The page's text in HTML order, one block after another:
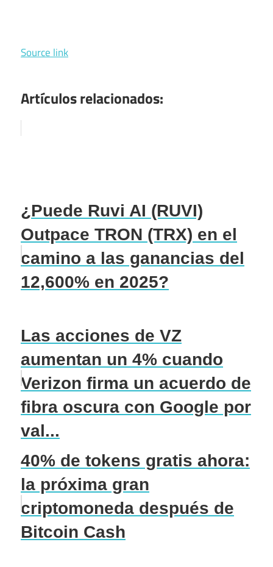
Source link
Artículos relacionados:
¿Puede Ruvi AI (RUVI)
Outpace TRON (TRX) en el
camino a las ganancias del
12,600% en 2025?
Las acciones de VZ
aumentan un 4% cuando
Verizon firma un acuerdo de
fibra oscura con Google por
val...
40% de tokens gratis ahora:
la próxima gran
criptomoneda después de
Bitcoin Cash